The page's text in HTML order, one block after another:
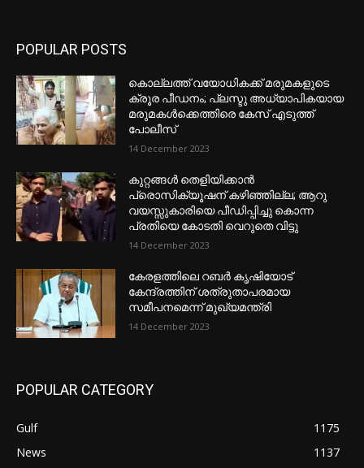
POPULAR POSTS
കൊല്ലത്ത് വയോധികക്ക് മരുമകളുടെ
ക്രൂര പീഡനം; പ്ലസ്ടു അധ്യാപികയായ
മരുമകൾക്കെത്തിരെ കേസ് എടുത്ത്
പോലീസ്
14 December 2023
കുറ്റങ്ങൾ തെളിയിക്കാൻ
പ്രൊസിക്യൂഷന് കഴിഞ്ഞില്ല; ആറു
വയസ്സുകാരിയെ പീഡിപ്പിച്ചു കൊന്ന
പ്രതിയെ കോടതി വെറുതെ വിട്ടു
14 December 2023
കേരളത്തിലെ റബർ കൃഷിയോട്
കേന്ദ്രത്തിന് ശത്രുതാപരമായ
സമീപനമെന്ന് മുഖ്യമന്ത്രി
14 December 2023
POPULAR CATEGORY
Gulf
1175
News
1137